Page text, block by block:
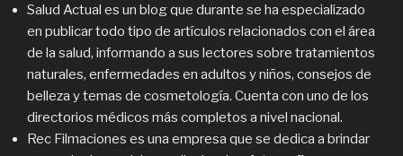
Salud Actual es un blog que durante se ha especializado
en publicar todo tipo de artículos relacionados con el área
de la salud, informando a sus lectores sobre tratamientos
naturales, enfermedades en adultos y niños, consejos de
belleza y temas de cosmetología. Cuenta con uno de los
directorios médicos más completos a nivel nacional.
Rec Filmaciones es una empresa que se dedica a brindar